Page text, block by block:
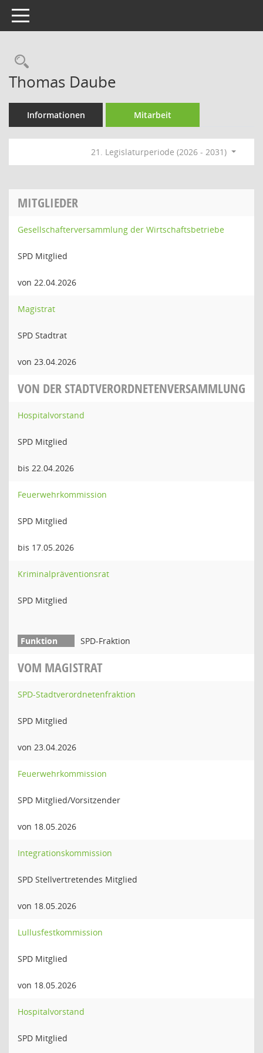
Toggle navigation
Rechercheauswahl
Thomas Daube
Informationen Mitarbeit
21. Legislaturperiode (2026 - 2031)
MITGLIEDER
Gesellschafterversammlung der Wirtschaftsbetriebe
SPD Mitglied
von 22.04.2026
Magistrat
SPD Stadtrat
von 23.04.2026
VON DER STADTVERORDNETENVERSAMMLUNG
Hospitalvorstand
SPD Mitglied
bis 22.04.2026
Feuerwehrkommission
SPD Mitglied
bis 17.05.2026
Kriminalpräventionsrat
SPD Mitglied
SPD-Fraktion
VOM MAGISTRAT
SPD-Stadtverordnetenfraktion
SPD Mitglied
von 23.04.2026
Feuerwehrkommission
SPD Mitglied/Vorsitzender
von 18.05.2026
Integrationskommission
SPD Stellvertretendes Mitglied
von 18.05.2026
Lullusfestkommission
SPD Mitglied
von 18.05.2026
Hospitalvorstand
SPD Mitglied